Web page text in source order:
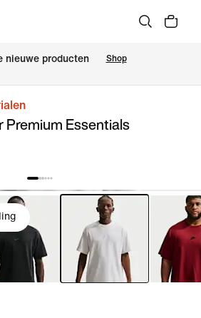
nieuwe producten Shop
Essentials